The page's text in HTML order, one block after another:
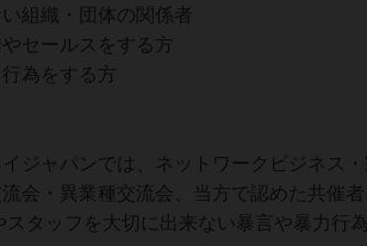
組織・団体の関係者
セールスをする方
為をする方
ャパンでは、ネットワークビジネス
・異業種交流会、当方で認めた共催者
タッフを大切に出来ない暴言や暴力行